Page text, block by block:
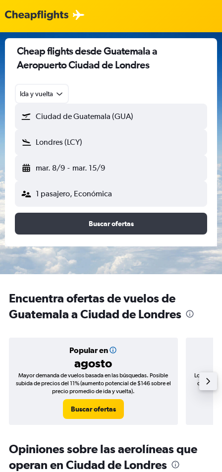
Cheap flights desde Guatemala a
Aeropuerto Ciudad de Londres
Ida y vuelta
Ciudad de Guatemala (GUA)
Londres (LCY)
mar. 8/9 - mar. 15/9
1 pasajero, Económica
Buscar ofertas
Encuentra ofertas de vuelos de
Guatemala a Ciudad de Londres
Popular en
agosto
Mayor demanda de vuelos basada en las búsquedas. Posible
subida de precios del 11% (aumento potencial de $146 sobre el
precio promedio de ida y vuelta).
Buscar ofertas
Los
de
Opiniones sobre las aerolíneas que
operan en Ciudad de Londres